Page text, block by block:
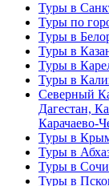
Туры в
Туры по
Туры в
Туры в
Туры в
Туры в
Северный
Дагестан,
Карачаево-
Туры в
Туры в
Туры в Сочи
Туры в